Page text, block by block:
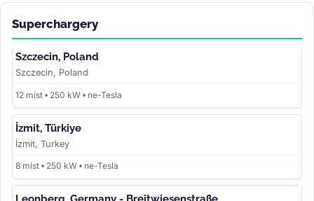
Superchargery
Szczecin, Poland
Szczecin, Poland
12 míst • 250 kW • ne-Tesla
İzmit, Türkiye
İzmit, Turkey
8 míst • 250 kW • ne-Tesla